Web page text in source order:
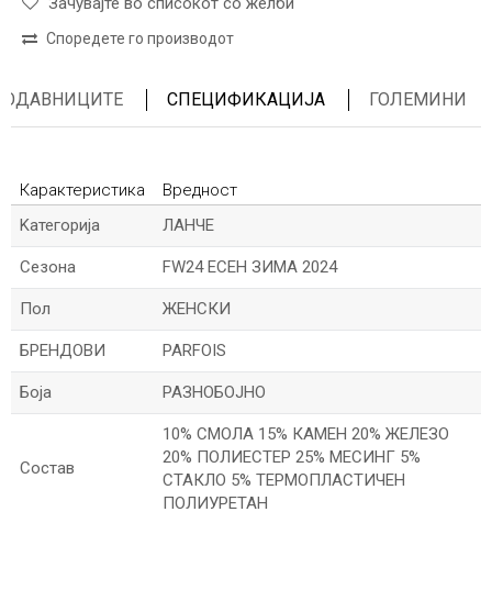
Споредете го производот
СПЕЦИФИКАЦИЈА ГОЛЕМИНИ
Карактеристика
Вредност
Kатегорија
ЛАНЧЕ
Сезона FW24 ЕСЕН ЗИМА 2024
Пол ЖЕНСКИ
БРЕНДОВИ PARFOIS
Боја РАЗНОБОЈНО
Состав
10% СМОЛА 15% КАМЕН 20% ЖЕЛЕЗО
20% ПОЛИЕСТЕР 25% МЕСИНГ 5%
СТАКЛО 5% ТЕРМОПЛАСТИЧЕН
ПОЛИУРЕТАН